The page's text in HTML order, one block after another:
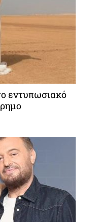
εντυπωσιακό